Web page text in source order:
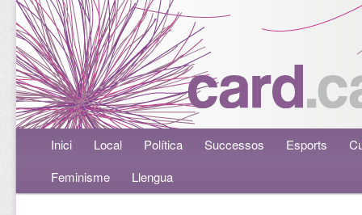
Menú principalAneu al contingut principal
Aneu al contingut secundari
Inici Local Política Successos Esports
Feminisme
Llengua